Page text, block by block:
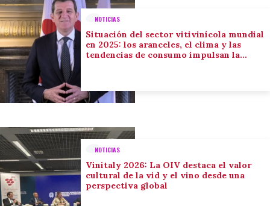
NOTICIAS
Situación del sector vitivinícola mundial
en 2025: los aranceles, el clima y las
tendencias de consumo impulsan la
NOTICIAS
Vinitaly 2026: La OIV destaca el valor
cultural de la vid y el vino desde una
perspectiva global